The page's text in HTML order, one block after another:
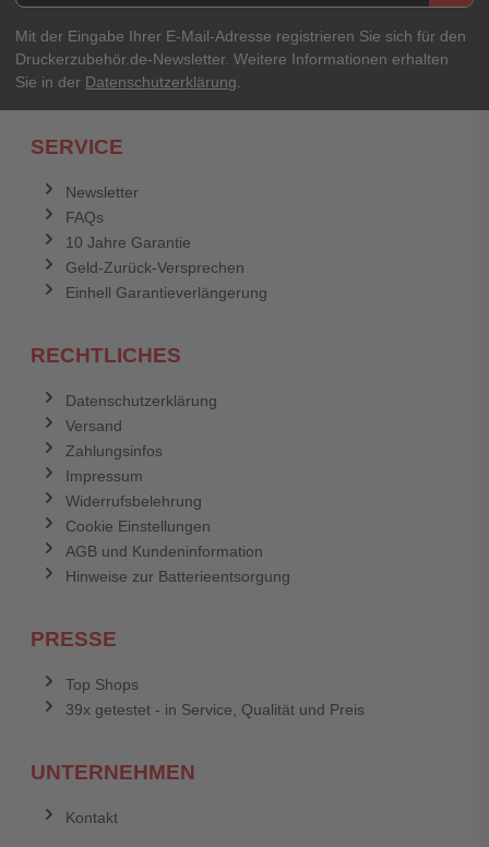
Ihr Passwort
Mit der Eingabe Ihrer E-Mail-Adresse registrieren Sie sich für den
Druckerzubehör.de-Newsletter. Weitere Informationen erhalten
Sie in der Datenschutzerklärung.
SERVICE
Newsletter
FAQs
10 Jahre Garantie
Geld-Zurück-Versprechen
Einhell Garantieverlängerung
RECHTLICHES
Datenschutzerklärung
Versand
Zahlungsinfos
Impressum
Widerrufsbelehrung
Cookie Einstellungen
AGB und Kundeninformation
Hinweise zur Batterieentsorgung
PRESSE
Top Shops
39x getestet - in Service, Qualität und Preis
UNTERNEHMEN
Kontakt